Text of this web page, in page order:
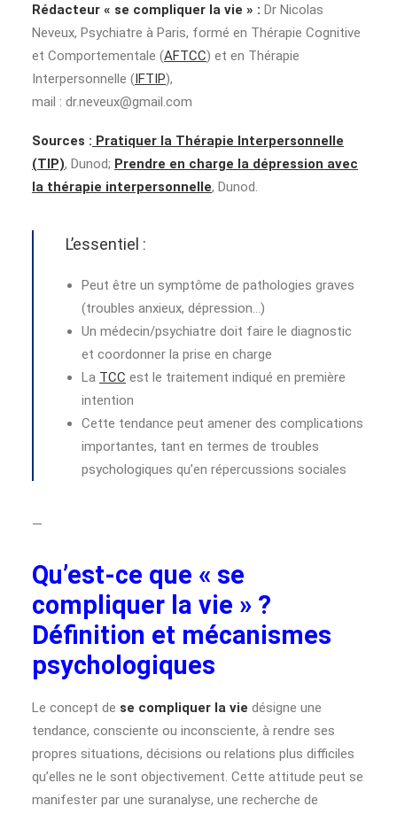
Rédacteur « se compliquer la vie » : Dr Nicolas
Neveux, Psychiatre à Paris, formé en Thérapie Cognitive
et Comportementale (AFTCC) et en Thérapie
Interpersonnelle (IFTIP),
mail : dr.neveux@gmail.com
Sources : Pratiquer la Thérapie Interpersonnelle
(TIP), Dunod; Prendre en charge la dépression avec
la thérapie interpersonnelle, Dunod.
L’essentiel :
Peut être un symptôme de pathologies graves
(troubles anxieux, dépression…)
Un médecin/psychiatre doit faire le diagnostic
et coordonner la prise en charge
La TCC est le traitement indiqué en première
intention
Cette tendance peut amener des complications
importantes, tant en termes de troubles
psychologiques qu’en répercussions sociales
—
Qu’est-ce que « se
compliquer la vie » ?
Définition et mécanismes
psychologiques
Le concept de se compliquer la vie désigne une
tendance, consciente ou inconsciente, à rendre ses
propres situations, décisions ou relations plus difficiles
qu’elles ne le sont objectivement. Cette attitude peut se
manifester par une suranalyse, une recherche de